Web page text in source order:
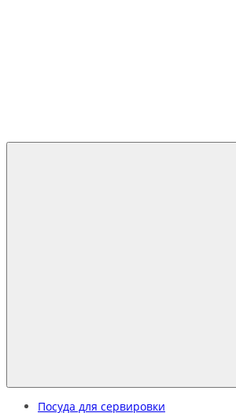
Посуда для сервировки